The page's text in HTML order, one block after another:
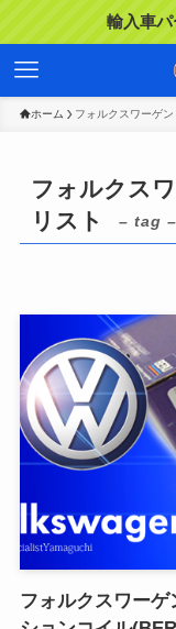
輸入車
ホーム フォルクスワーゲ
フォルクス
リスト
– tag –
フォルクスワー